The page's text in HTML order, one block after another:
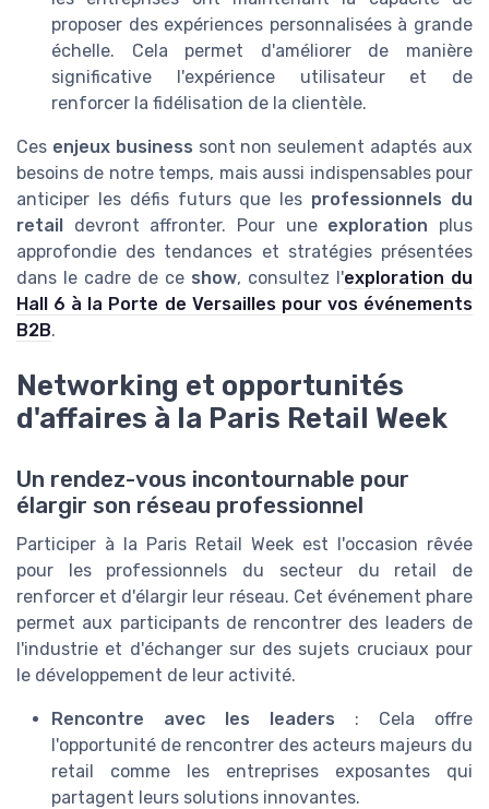
proposer des expériences personnalisées à grande
échelle. Cela permet d'améliorer de manière
significative l'expérience utilisateur et de
renforcer la fidélisation de la clientèle.
Ces enjeux business sont non seulement adaptés aux
besoins de notre temps, mais aussi indispensables pour
anticiper les défis futurs que les professionnels du
retail
devront affronter. Pour une exploration plus
approfondie des tendances et stratégies présentées
dans le cadre de ce show, consultez l'exploration du
Hall 6 à la Porte de Versailles pour vos événements
B2B.
Networking et opportunités
d'affaires à la Paris Retail Week
Un rendez-vous incontournable pour
élargir son réseau professionnel
Participer à la Paris Retail Week est l'occasion rêvée
pour les professionnels du secteur du retail de
renforcer et d'élargir leur réseau. Cet événement phare
permet aux participants de rencontrer des leaders de
l'industrie et d'échanger sur des sujets cruciaux pour
le développement de leur activité.
Rencontre avec les leaders : Cela offre
l'opportunité de rencontrer des acteurs majeurs du
retail comme les entreprises exposantes qui
partagent leurs solutions innovantes.